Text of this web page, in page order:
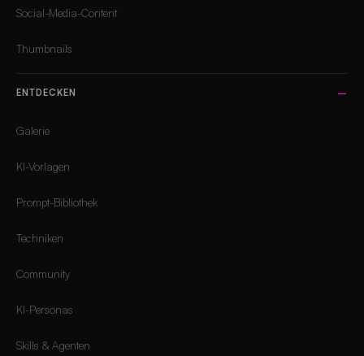
Social-Media-Content
Thumbnails
ENTDECKEN
Galerie
KI-Vorlagen
Prompt-Bibliothek
Techniken
Community
KI-Personas
Skills & Agenten